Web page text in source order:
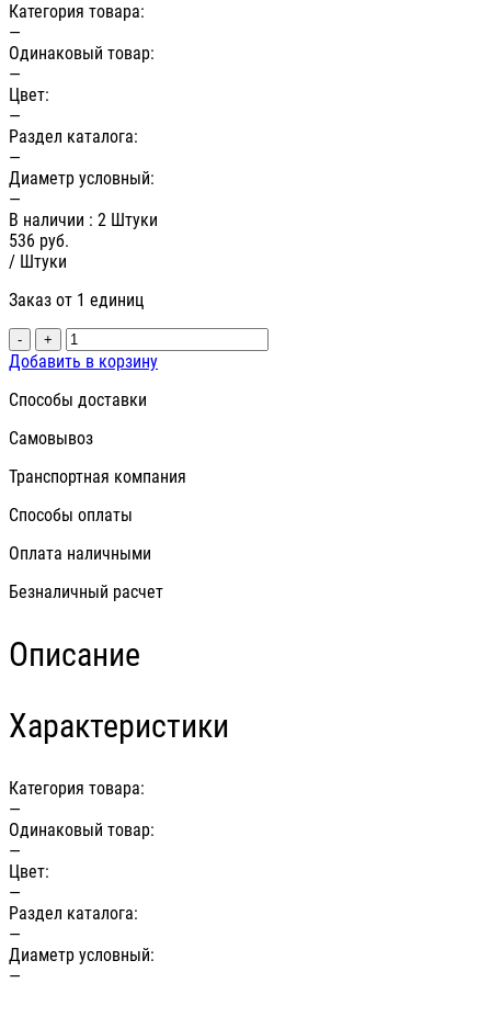
Категория товара:
—
Одинаковый товар:
—
Цвет:
—
Раздел каталога:
—
Диаметр условный:
—
В наличии : 2 Штуки
536 руб.
/ Штуки
Заказ от 1 единиц
- +
Добавить в корзину
Способы доставки
Самовывоз
Транспортная компания
Способы оплаты
Оплата наличными
Безналичный расчет
Описание
Характеристики
Категория товара:
—
Одинаковый товар:
—
Цвет:
—
Раздел каталога:
—
Диаметр условный:
—